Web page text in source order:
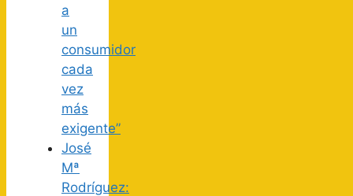
a
un
consumidor
cada
vez
más
exigente”
José
Mª
Rodríguez: